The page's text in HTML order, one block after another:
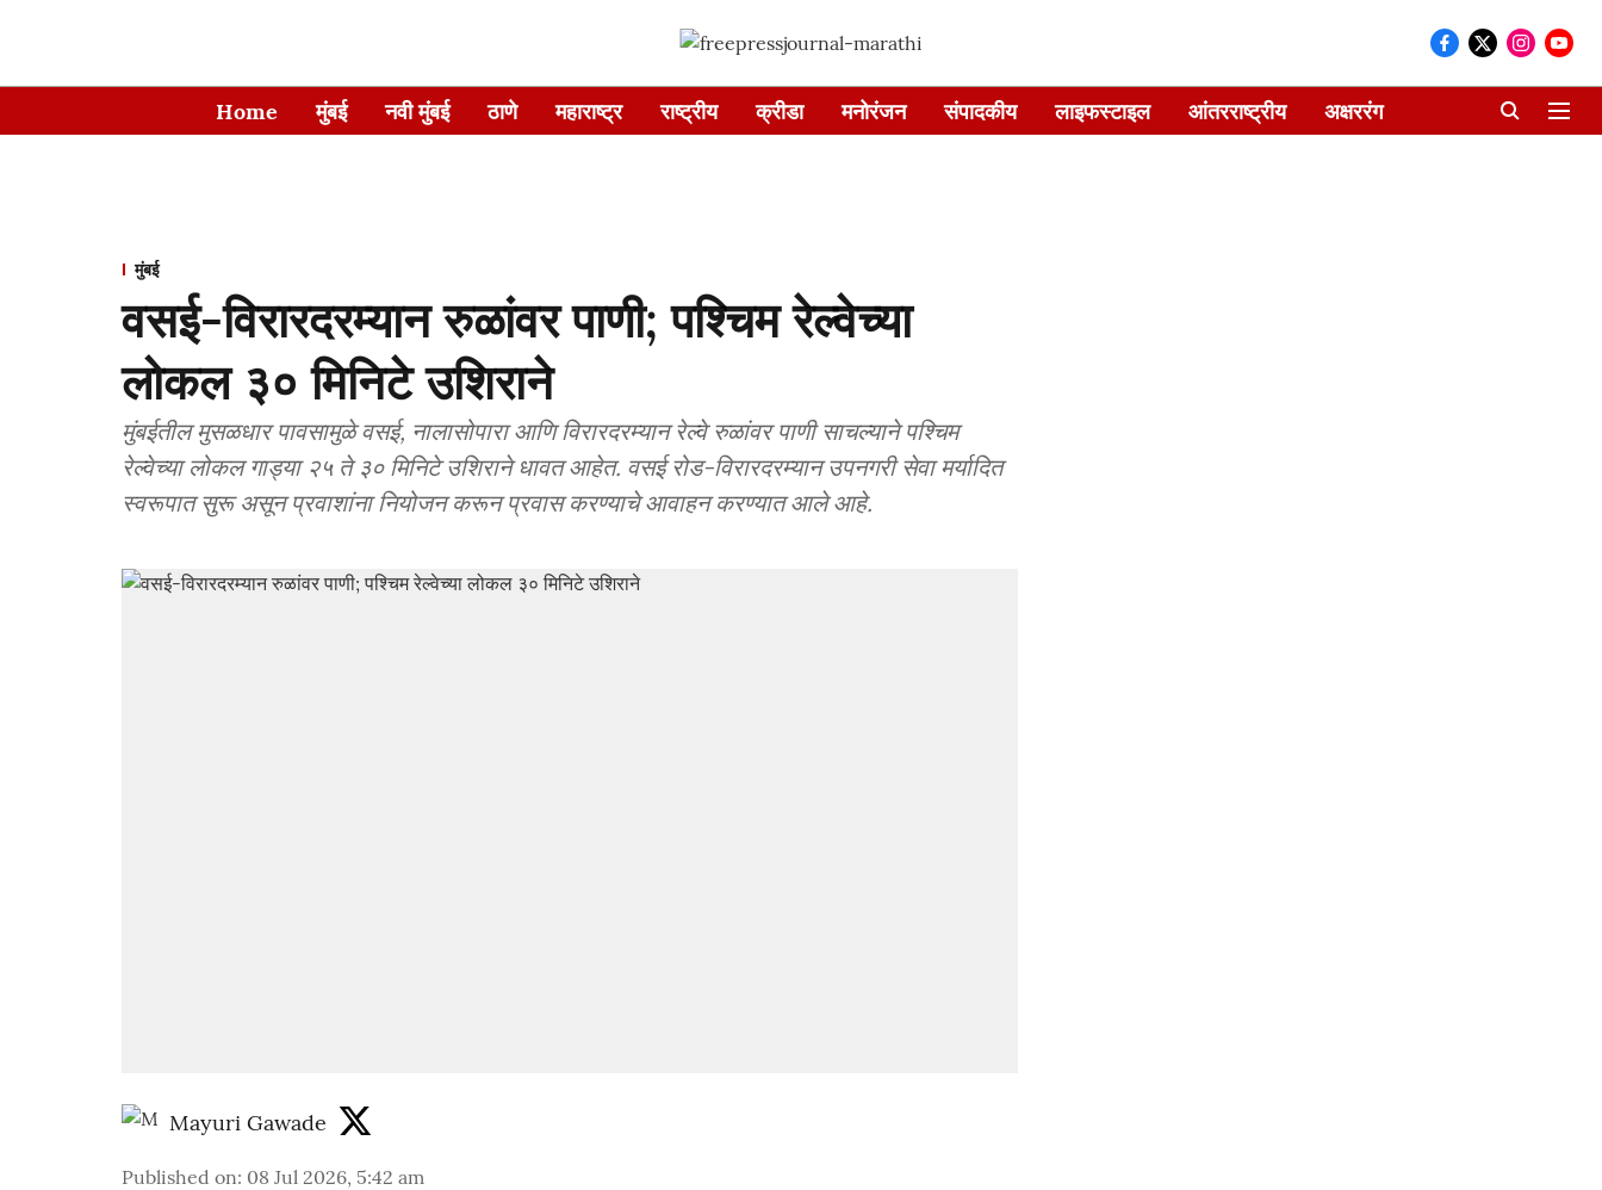
Home मुंबई नवी मुंबई ठाणे महाराष्ट्र राष्ट्रीय क्रीडा मनोरंजन संपादकीय लाइफस्टाइल आंतरराष्ट्रीय अक्षररंग
मुंबई
वसई-विरारदरम्यान रुळांवर पाणी; पश्चिम रेल्वेच्या
लोकल ३० मिनिटे उशिराने
मुंबईतील मुसळधार पावसामुळे वसई, नालासोपारा आणि विरारदरम्यान रेल्वे रुळांवर पाणी साचल्याने पश्चिम
रेल्वेच्या लोकल गाड्या २५ ते ३० मिनिटे उशिराने धावत आहेत. वसई रोड-विरारदरम्यान उपनगरी सेवा मर्यादित
स्वरूपात सुरू असून प्रवाशांना नियोजन करून प्रवास करण्याचे आवाहन करण्यात आले आहे.
Mayuri Gawade
Published on: 08 Jul 2026, 5:42 am